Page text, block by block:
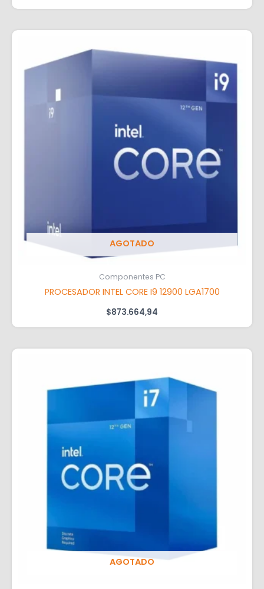
AGOTADO
Componentes PC
PROCESADOR INTEL CORE I9 12900 LGA1700
$873.664,94
AGOTADO